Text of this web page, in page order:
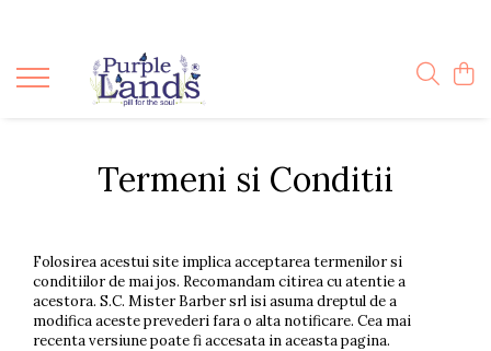
BUTASI
Soiuri Speciale
Uleiuri Esentiale
Odorizante de Masina
Cosmetice Naturale
Sapun Solid Atizanal Premium
Forme Efervescente Spumante
Pentru Baie
Ulei de Corp
Flori de lavanda
Săculeț cu flori de lavandă ecologică
Lumanari Parfumate
Termeni si Conditii
Folosirea acestui site implica acceptarea termenilor si
conditiilor de mai jos. Recomandam citirea cu atentie a
acestora. S.C. Mister Barber srl isi asuma dreptul de a
modifica aceste prevederi fara o alta notificare. Cea mai
recenta versiune poate fi accesata in aceasta pagina.